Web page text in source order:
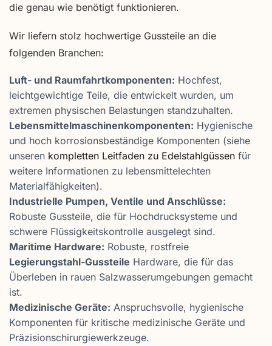
die genau wie benötigt funktionieren.
Wir liefern stolz hochwertige Gussteile an die
folgenden Branchen:
Luft- und Raumfahrtkomponenten: Hochfest,
leichtgewichtige Teile, die entwickelt wurden, um
extremen physischen Belastungen standzuhalten.
Lebensmittelmaschinenkomponenten: Hygienische
und hoch korrosionsbeständige Komponenten (siehe
unseren kompletten Leitfaden zu Edelstahlgüssen für
weitere Informationen zu lebensmittelechten
Materialfähigkeiten).
Industrielle Pumpen, Ventile und Anschlüsse:
Robuste Gussteile, die für Hochdrucksysteme und
schwere Flüssigkeitskontrolle ausgelegt sind.
Maritime Hardware: Robuste, rostfreie
Legierungstahl-Gussteile Hardware, die für das
Überleben in rauen Salzwasserumgebungen gemacht
ist.
Medizinische Geräte: Anspruchsvolle, hygienische
Komponenten für kritische medizinische Geräte und
Präzisionschirurgiewerkzeuge.